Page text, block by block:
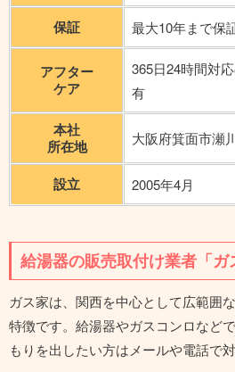
保証 最大10年まで保
アフター
ケア
365日24時間対
有
本社
所在地
大阪府箕面市瀬
設立 2005年4月
給湯器の販売取付け業者「ガ
ガス家は、関西を中心として広範囲
特徴です。給湯器やガスコンロなど
もりを出したい方はメールや電話で